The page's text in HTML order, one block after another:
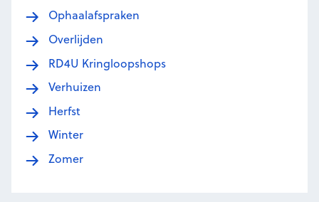
Ophaalafspraken
Overlijden
RD4U Kringloopshops
Verhuizen
Herfst
Winter
Zomer